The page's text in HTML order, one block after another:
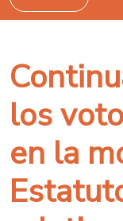
los
en la